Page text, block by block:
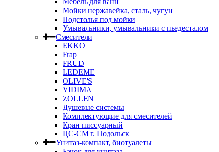
Мебель для ванн
Мойки нержавейка, сталь, чугун
Подстолья под мойки
Умывальники, умывальники с пьедесталом
Смесители
EKKO
Frap
FRUD
LEDEME
OLIVE'S
VIDIMA
ZOLLEN
Душевые системы
Комплектующие для смесителей
Кран писсуарный
ЦС-СМ г. Подольск
Унитаз-компакт, биотуалеты